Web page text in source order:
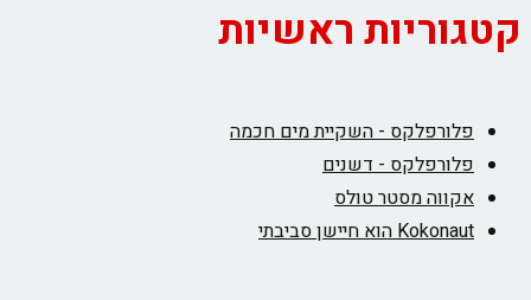
קטגוריות ראשיות
פלורפלקס - השקיית מים חכמה
פלורפלקס - דשנים
אקווה מסטר טולס
Kokonaut הוא חיישן סביבתי